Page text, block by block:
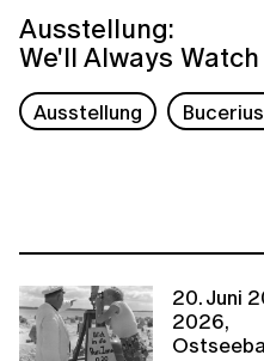
Ausstellung:
We'll Always
Ausstellung
20. Juni
2026,